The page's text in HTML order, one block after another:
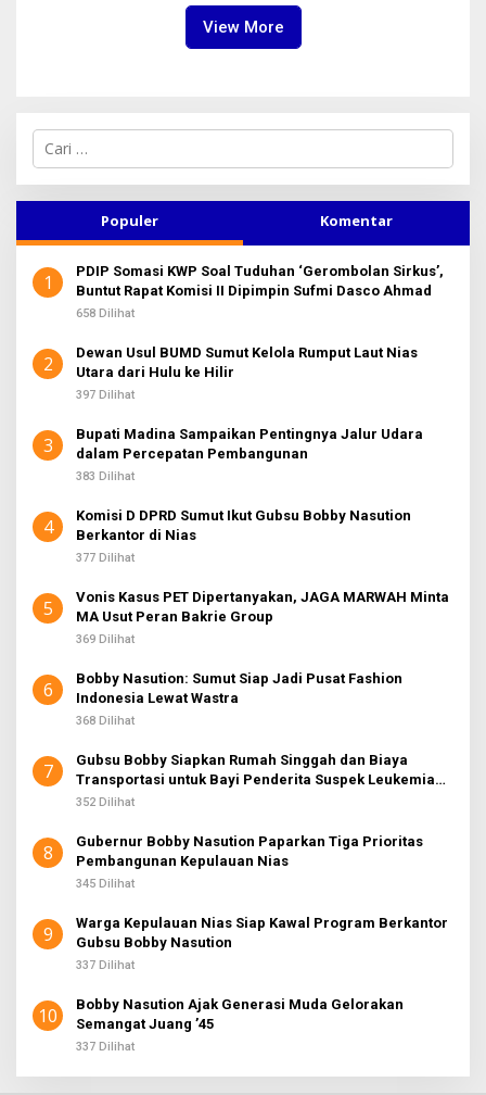
View More
C
i
n
u
k
Populer Komentar
1
PDIP Somasi KWP Soal Tuduhan ‘Gerombolan Sirkus’,
Buntut Rapat Komisi II Dipimpin Sufmi Dasco Ahmad
658 Dilihat
2
Dewan Usul BUMD Sumut Kelola Rumput Laut Nias
Utara dari Hulu ke Hilir
397 Dilihat
3
Bupati Madina Sampaikan Pentingnya Jalur Udara
dalam Percepatan Pembangunan
383 Dilihat
4
Komisi D DPRD Sumut Ikut Gubsu Bobby Nasution
Berkantor di Nias
377 Dilihat
5
Vonis Kasus PET Dipertanyakan, JAGA MARWAH Minta
MA Usut Peran Bakrie Group
369 Dilihat
6
Bobby Nasution: Sumut Siap Jadi Pusat Fashion
Indonesia Lewat Wastra
368 Dilihat
7
Gubsu Bobby Siapkan Rumah Singgah dan Biaya
Transportasi untuk Bayi Penderita Suspek Leukemia
Asal Nias Barat
352 Dilihat
8
Gubernur Bobby Nasution Paparkan Tiga Prioritas
Pembangunan Kepulauan Nias
345 Dilihat
9
Warga Kepulauan Nias Siap Kawal Program Berkantor
Gubsu Bobby Nasution
337 Dilihat
10
Bobby Nasution Ajak Generasi Muda Gelorakan
Semangat Juang ’45
337 Dilihat